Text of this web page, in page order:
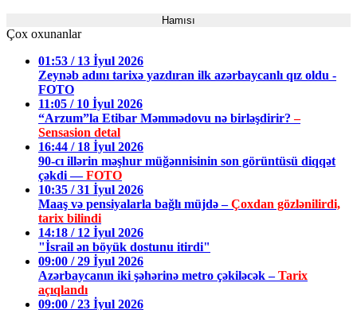
Hamısı
Çox oxunanlar
01:53 / 13 İyul 2026
Zeynəb adını tarixə yazdıran ilk azərbaycanlı qız oldu -
FOTO
11:05 / 10 İyul 2026
“Arzum”la Etibar Məmmədovu nə birləşdirir?–
Sensasion detal
16:44 / 18 İyul 2026
90-cı illərin məşhur müğənnisinin son görüntüsü diqqət
çəkdi —FOTO
10:35 / 31 İyul 2026
Maaş və pensiyalarla bağlı müjdə –Çoxdan gözlənilirdi,
tarix bilindi
14:18 / 12 İyul 2026
"İsrail ən böyük dostunu itirdi"
09:00 / 29 İyul 2026
Azərbaycanın iki şəhərinə metro çəkiləcək –Tarix
açıqlandı
09:00 / 23 İyul 2026